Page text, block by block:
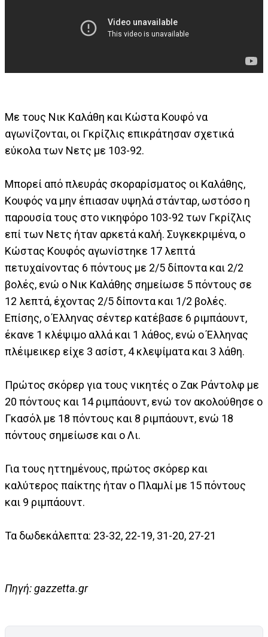
Με τους Νικ Καλάθη και Κώστα Κουφό να
αγωνίζονται, οι Γκρίζλις επικράτησαν σχετικά
εύκολα των Νετς με 103-92.
Μπορεί από πλευράς σκοραρίσματος οι Καλάθης,
Κουφός να μην έπιασαν υψηλά στάνταρ, ωστόσο η
παρουσία τους στο νικηφόρο 103-92 των Γκρίζλις
επί των Νετς ήταν αρκετά καλή. Συγκεκριμένα, ο
Κώστας Κουφός αγωνίστηκε 17 λεπτά
πετυχαίνοντας 6 πόντους με 2/5 δίποντα και 2/2
βολές, ενώ ο Νικ Καλάθης σημείωσε 5 πόντους σε
12 λεπτά, έχοντας 2/5 δίποντα και 1/2 βολές.
Επίσης, ο Έλληνας σέντερ κατέβασε 6 ριμπάουντ,
έκανε 1 κλέψιμο αλλά και 1 λάθος, ενώ ο Έλληνας
πλέιμεικερ είχε 3 ασίστ, 4 κλεψίματα και 3 λάθη.
Πρώτος σκόρερ για τους νικητές ο Ζακ Ράντολφ με
20 πόντους και 14 ριμπάουντ, ενώ τον ακολούθησε ο
Γκασόλ με 18 πόντους και 8 ριμπάουντ, ενώ 18
πόντους σημείωσε και ο Λι.
Για τους ηττημένους, πρώτος σκόρερ και
καλύτερος παίκτης ήταν ο Πλαμλί με 15 πόντους
και 9 ριμπάουντ.
Τα δωδεκάλεπτα: 23-32, 22-19, 31-20, 27-21
Πηγή: gazzetta.gr